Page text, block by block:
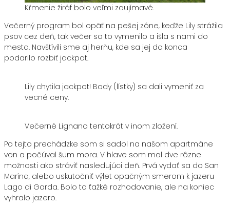
Kŕmenie žiráf bolo veľmi zaujímavé.
Večerný program bol opäť na pešej zóne, keďže Lily strážila
psov cez deň, tak večer sa to vymenilo a išla s nami do
mesta. Navštívili sme aj herňu, kde sa jej do konca
podarilo rozbiť jackpot.
Lily chytila jackpot! Body (lístky) sa dali vymeniť za
vecné ceny.
Večerné Lignano tentokrát v inom zložení.
Po tejto prechádzke som si sadol na našom apartmáne
von a počúval šum mora. V hlave som mal dve rôzne
možnosti ako stráviť nasledujúci deň. Prvá vydať sa do San
Marína, alebo uskutočniť výlet opačným smerom k jazeru
Lago di Garda. Bolo to ťažké rozhodovanie, ale na koniec
vyhralo jazero.